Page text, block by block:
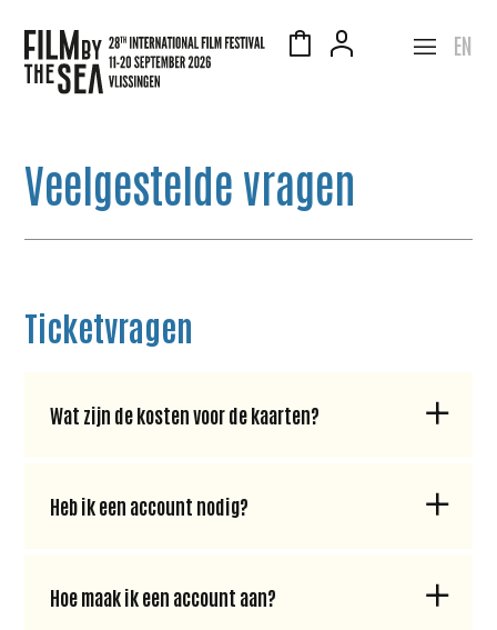
EN
Veelgestelde vragen
Ticketvragen
Wat zijn de kosten voor de kaarten?
Heb ik een account nodig?
Hoe maak ik een account aan?